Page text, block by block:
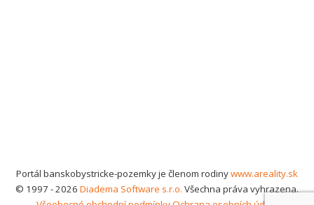
Portál banskobystricke-pozemky je členom rodinywww.areality.sk
© 1997 - 2026 Diadema Software s.r.o. Všechna práva vyhrazena.